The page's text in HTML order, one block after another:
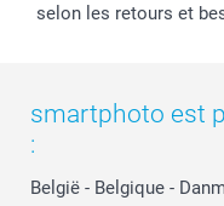
selon les retours et
smartphoto est
:
België - Belgique -